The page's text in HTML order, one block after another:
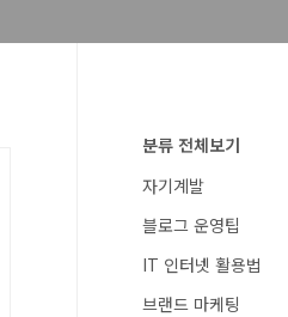
분류 전체보기
자기계발
블로그 운영팁
IT 인터넷 활용법
브랜드 마케팅